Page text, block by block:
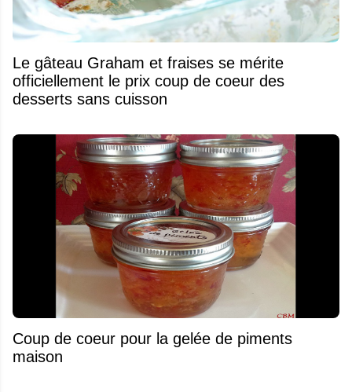
Le gâteau Graham et fraises se mérite
officiellement le prix coup de coeur des
desserts sans cuisson
Coup de coeur pour la gelée de piments
maison